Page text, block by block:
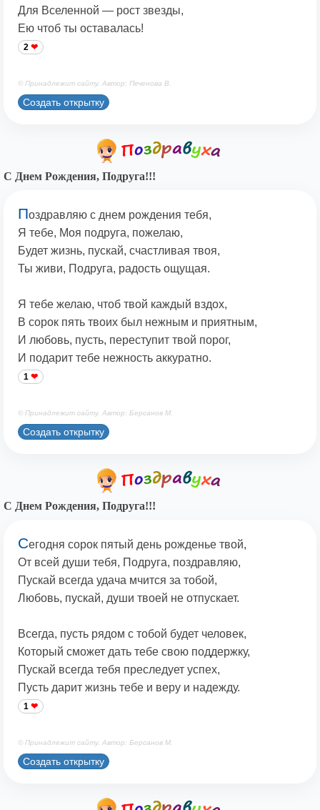
Для Вселенной — рост звезды,
Ею чтоб ты оставалась!
2
© Принадлежит сайту. Автор: Печенова В.
Создать открытку
С Днем Рождения, Подруга!!!
Поздравляю с днем рождения тебя,
Я тебе, Моя подруга, пожелаю,
Будет жизнь, пускай, счастливая твоя,
Ты живи, Подруга, радость ощущая.
Я тебе желаю, чтоб твой каждый вздох,
В сорок пять твоих был нежным и приятным,
И любовь, пусть, переступит твой порог,
И подарит тебе нежность аккуратно.
1
© Принадлежит сайту. Автор: Берсанов М.
Создать открытку
С Днем Рождения, Подруга!!!
Сегодня сорок пятый день рожденье твой,
От всей души тебя, Подруга, поздравляю,
Пускай всегда удача мчится за тобой,
Любовь, пускай, души твоей не отпускает.
Всегда, пусть рядом с тобой будет человек,
Который сможет дать тебе свою поддержку,
Пускай всегда тебя преследует успех,
Пусть дарит жизнь тебе и веру и надежду.
1
© Принадлежит сайту. Автор: Берсанов М.
Создать открытку